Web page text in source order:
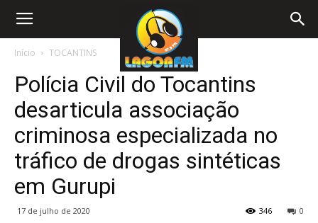
Início TOCANTINS
Polícia Civil do Tocantins
desarticula associação
criminosa especializada no
tráfico de drogas sintéticas
em Gurupi
17 de julho de 2020 0
346